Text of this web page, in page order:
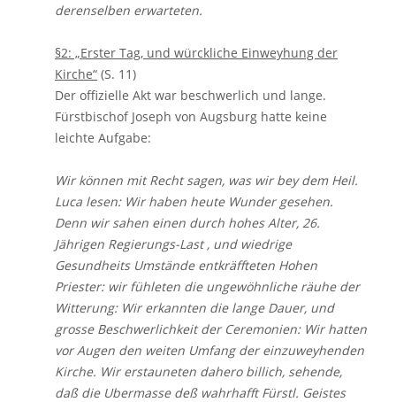
derenselben erwarteten.
§2: „Erster Tag, und würckliche Einweyhung der
Kirche“ (S. 11)
Der offizielle Akt war beschwerlich und lange.
Fürstbischof Joseph von Augsburg hatte keine
leichte Aufgabe:
Wir können mit Recht sagen, was wir bey dem Heil.
Luca lesen: Wir haben heute Wunder gesehen.
Denn wir sahen einen durch hohes Alter, 26.
Jährigen Regierungs-Last , und wiedrige
Gesundheits Umstände entkräffteten Hohen
Priester: wir fühleten die ungewöhnliche räuhe der
Witterung: Wir erkannten die lange Dauer, und
grosse Beschwerlichkeit der Ceremonien: Wir hatten
vor Augen den weiten Umfang der einzuweyhenden
Kirche. Wir erstauneten dahero billich, sehende,
daß die Ubermasse deß wahrhafft Fürstl. Geistes